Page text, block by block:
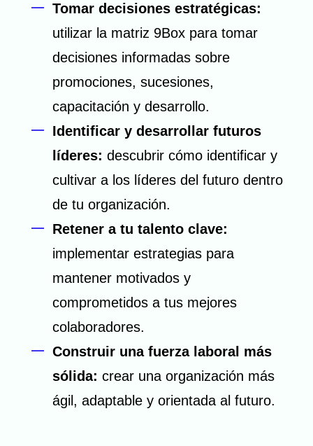
Tomar decisiones estratégicas:
utilizar la matriz 9Box para tomar
decisiones informadas sobre
promociones, sucesiones,
capacitación y desarrollo.
Identificar y desarrollar futuros
líderes: descubrir cómo identificar y
cultivar a los líderes del futuro dentro
de tu organización.
Retener a tu talento clave:
implementar estrategias para
mantener motivados y
comprometidos a tus mejores
colaboradores.
Construir una fuerza laboral más
sólida: crear una organización más
ágil, adaptable y orientada al futuro.